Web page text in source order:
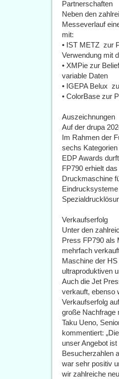
Partnerschaften
Neben den
Messeverlauf
mit:
• IST METZ zur
Verwendung mit
• XMPie zur
variable Daten
• IGEPA Belux
• ColorBase zur
Auszeichnungen
Auf der drupa
Im Rahmen der
sechs
EDP Awards
FP790 erhielt
Druckmaschine
Verkaufserfolg
Unter den
Press FP790 als
mehrfach
Maschine der
ultraproduktiven
Auch die Jet
verkauft, ebenso
Verkaufserfolg
große Nachfrage
Taku Ueno,
kommentiert:
unser Angebot
Besucherzahlen
war sehr positiv
wir zahlreiche